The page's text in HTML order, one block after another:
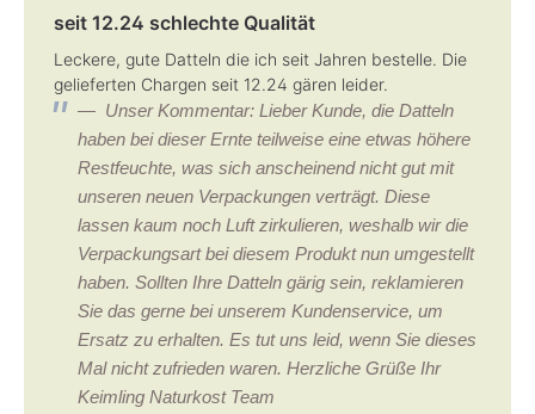
seit 12.24 schlechte Qualität
Leckere, gute Datteln die ich seit Jahren bestelle. Die
gelieferten Chargen seit 12.24 gären leider.
Unser Kommentar: Lieber Kunde, die Datteln
haben bei dieser Ernte teilweise eine etwas höhere
Restfeuchte, was sich anscheinend nicht gut mit
unseren neuen Verpackungen verträgt. Diese
lassen kaum noch Luft zirkulieren, weshalb wir die
Verpackungsart bei diesem Produkt nun umgestellt
haben. Sollten Ihre Datteln gärig sein, reklamieren
Sie das gerne bei unserem Kundenservice, um
Ersatz zu erhalten. Es tut uns leid, wenn Sie dieses
Mal nicht zufrieden waren. Herzliche Grüße Ihr
Keimling Naturkost Team